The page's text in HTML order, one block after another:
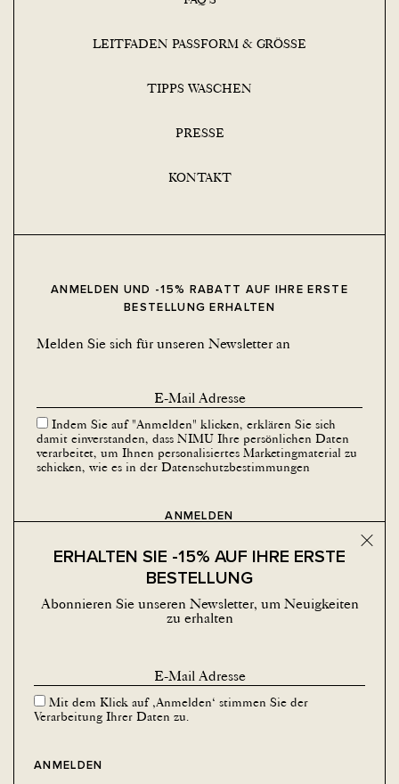
ERHALTEN SIE -15% AUF IHRE ERSTE
BESTELLUNG
Abonnieren Sie unseren Newsletter, um Neuigkeiten
zu erhalten
Mit dem Klick auf ‚Anmelden‘ stimmen Sie der
Verarbeitung Ihrer Daten zu.
LEITFADEN PASSFORM & GRÖSSE
TIPPS WASCHEN
PRESSE
KONTAKT
ANMELDEN UND -15% RABATT AUF IHRE ERSTE
BESTELLUNG ERHALTEN
Melden Sie sich für unseren Newsletter an
Indem Sie auf "Anmelden" klicken, erklären Sie sich
damit einverstanden, dass NIMU Ihre persönlichen Daten
verarbeitet, um Ihnen personalisiertes Marketingmaterial zu
schicken, wie es in der Datenschutzbestimmungen
Facebook Instagram